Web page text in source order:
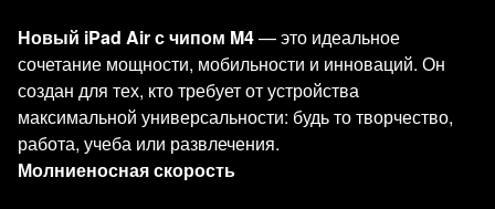
Новый iPad Air с чипом M4— это идеальное
сочетание мощности, мобильности и инноваций. Он
создан для тех, кто требует от устройства
максимальной универсальности: будь то творчество,
работа, учеба или развлечения.
Молниеносная скорость